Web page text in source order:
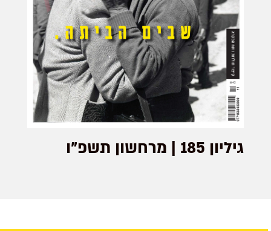
גיליון 185 | מרחשון תשפ"ו